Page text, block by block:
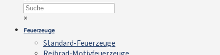
×
Feuerzeuge
Standard-Feuerzeuge